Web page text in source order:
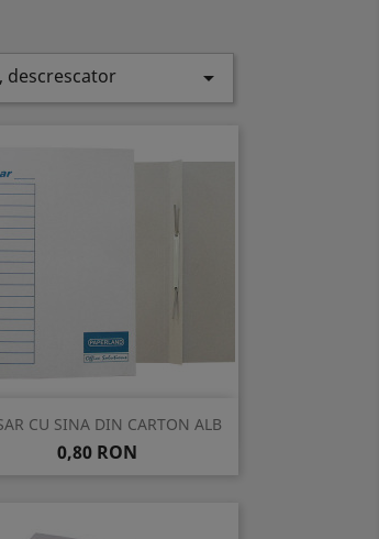
descrescator 
CU SINA DIN CARTON ALB
Pret
0,80 RON
Vizualizare rapida